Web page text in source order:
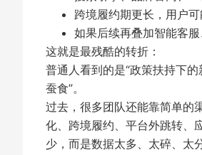
跨境履约期更长，用户
如果后续再叠加智能客
这就是最残酷的转折：
普通人看到的是“政策扶持下
蚕食”。
过去，很多团队还能靠简单的
化、跨境履约、平台外跳转、
少，而是数据太多、太碎、太